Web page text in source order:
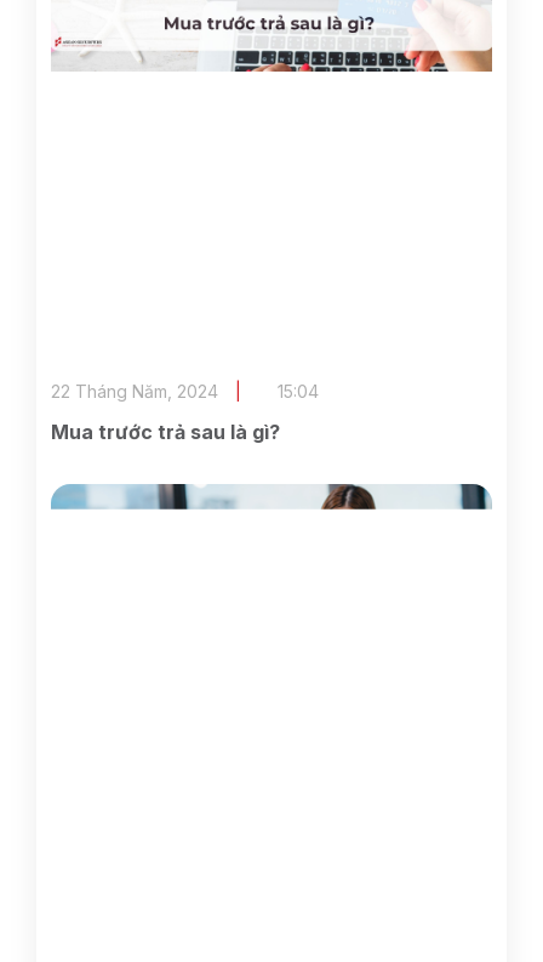
Mua trước trả sau là gì?
22 Tháng Năm, 2024 15:04